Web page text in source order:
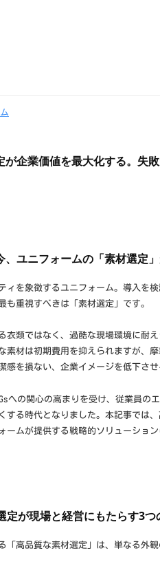
が企業価値を最大化する。失
、ユニフォームの「素材選定
ィを象徴するユニフォーム。導入を
も重視すべきは「素材選定」です。
衣類ではなく、過酷な現場環境に耐
素材は初期費用を抑えられますが、
感を損ない、企業イメージを低下させ
への関心の高まりを受け、従業員の
する時代となりました。本記事では
ームが提供する戦略的ソリューション
定が現場と経営にもたらす3つ
「高品質な素材選定」は、単なる外